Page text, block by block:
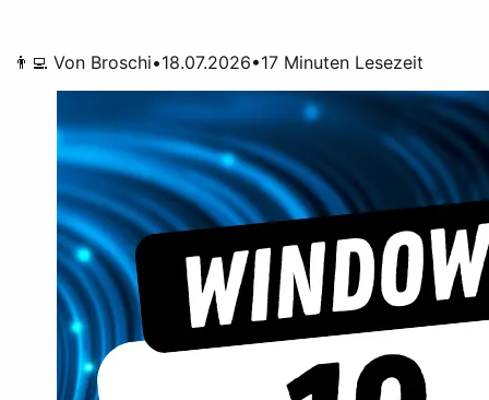
👨‍💻 Von Broschi•18.07.2026•17 Minuten Lesezeit